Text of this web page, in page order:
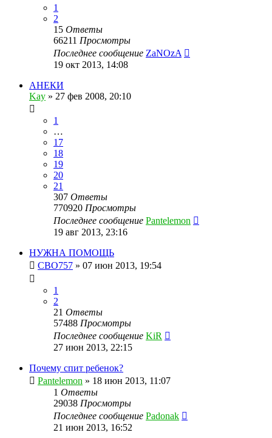
1
2
15 Ответы
66211 Просмотры
Последнее сообщение ZaNOzA
19 окт 2013, 14:08
АНЕКИ
Kay » 27 фев 2008, 20:10
1
…
17
18
19
20
21
307 Ответы
770920 Просмотры
Последнее сообщение Pantelemon
19 авг 2013, 23:16
НУЖНА ПОМОЩЬ
CBO757 » 07 июн 2013, 19:54
1
2
21 Ответы
57488 Просмотры
Последнее сообщение KiR
27 июн 2013, 22:15
Почему спит ребенок?
Pantelemon » 18 июн 2013, 11:07
1 Ответы
29038 Просмотры
Последнее сообщение Padonak
21 июн 2013, 16:52